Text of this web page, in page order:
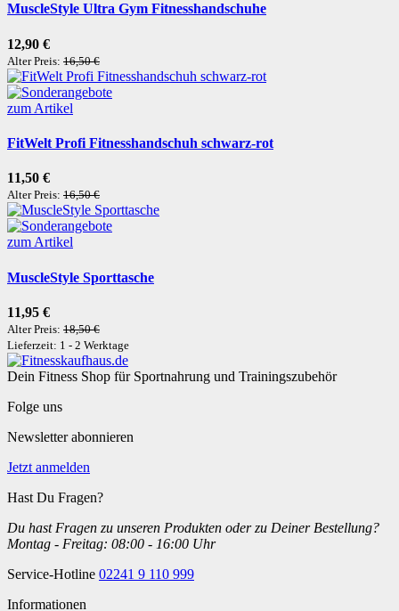
MuscleStyle Ultra Gym Fitnesshandschuhe
12,90 €
Alter Preis: 16,50 €
zum Artikel
FitWelt Profi Fitnesshandschuh schwarz-rot
11,50 €
Alter Preis: 16,50 €
zum Artikel
MuscleStyle Sporttasche
11,95 €
Alter Preis: 18,50 €
Lieferzeit: 1 - 2 Werktage
Dein Fitness Shop für Sportnahrung und Trainingszubehör
Folge uns
Newsletter abonnieren
Jetzt anmelden
Hast Du Fragen?
Du hast Fragen zu unseren Produkten oder zu Deiner Bestellung?
Montag - Freitag: 08:00 - 16:00 Uhr
Service-Hotline 02241 9 110 999
Informationen